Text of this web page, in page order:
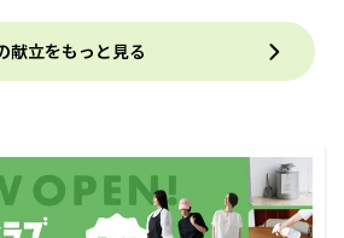
献立をもっと見る